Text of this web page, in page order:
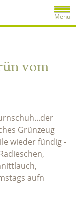
Menü
vom
Grünzeug
wieder fündig -
aufn